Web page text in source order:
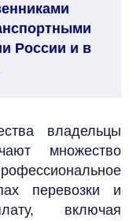
России и в
владельцы
множество
перевозки и
включая